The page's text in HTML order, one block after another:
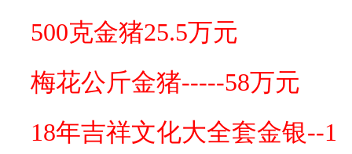
500克金猪25.5万元
梅花公斤金猪-----58万元
18年吉祥文化大全套金银--1